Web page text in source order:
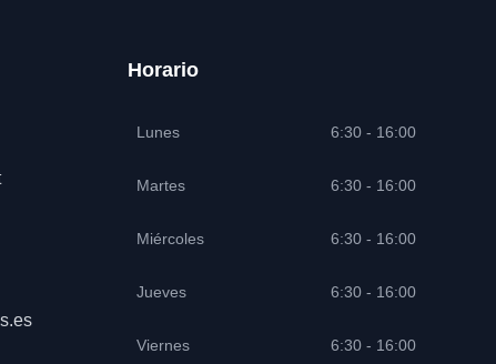
Horario
Lunes 6:30 - 16:00
Martes 6:30 - 16:00
Miércoles 6:30 - 16:00
Jueves 6:30 - 16:00
Viernes 6:30 - 16:00